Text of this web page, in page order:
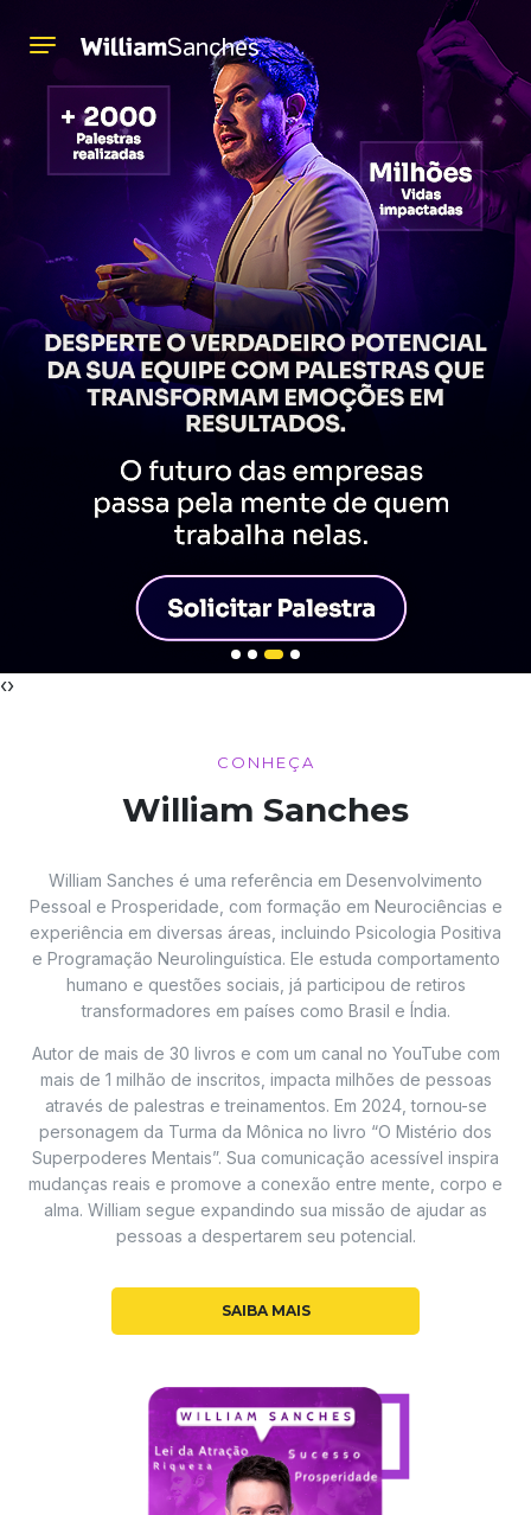
‹›
CONHEÇA
William Sanches
William Sanches é uma referência em Desenvolvimento
Pessoal e Prosperidade, com formação em Neurociências e
experiência em diversas áreas, incluindo Psicologia Positiva
e Programação Neurolinguística. Ele estuda comportamento
humano e questões sociais, já participou de retiros
transformadores em países como Brasil e Índia.
Autor de mais de 30 livros e com um canal no YouTube com
mais de 1 milhão de inscritos, impacta milhões de pessoas
através de palestras e treinamentos. Em 2024, tornou-se
personagem da Turma da Mônica no livro “O Mistério dos
Superpoderes Mentais”. Sua comunicação acessível inspira
mudanças reais e promove a conexão entre mente, corpo e
alma. William segue expandindo sua missão de ajudar as
pessoas a despertarem seu potencial.
SAIBA MAIS